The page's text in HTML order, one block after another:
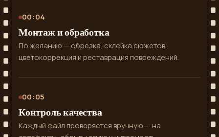
00:04
Монтаж и обработка
По желанию — обрезка, склейка сюжетов,
цветокоррекция и реставрация повреждений.
00:05
Контроль качества
Каждый файл проверяется вручную — на